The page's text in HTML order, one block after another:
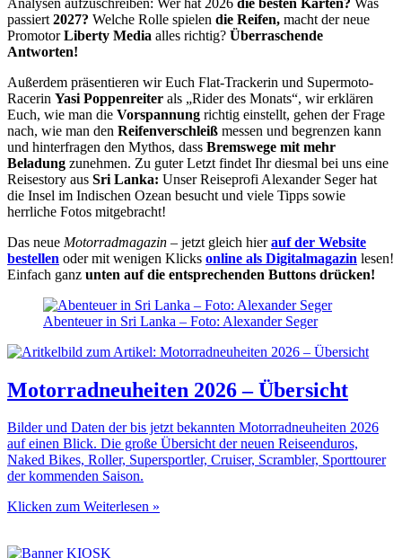
passiert 2027? Welche Rolle spielen die Reifen, macht der neue
PromotorLiberty Media alles richtig? Überraschende
Antworten!
Außerdem präsentieren wir Euch Flat-Trackerin und Supermoto-
Racerin Yasi Poppenreiter als „Rider des Monats“, wir erklären
Euch, wie man die Vorspannung richtig einstellt, gehen der Frage
nach, wie man den Reifenverschleiß messen und begrenzen kann
und hinterfragen den Mythos, dass Bremswege mit mehr
Beladung zunehmen. Zu guter Letzt findet Ihr diesmal bei uns eine
Reisestory aus Sri Lanka: Unser Reiseprofi Alexander Seger hat
die Insel im Indischen Ozean besucht und viele Tipps sowie
herrliche Fotos mitgebracht!
Das neue Motorradmagazin – jetzt gleich hierauf der Website
bestellen oder mit wenigen Klicks online als Digitalmagazin lesen!
Einfach ganz unten auf die entsprechenden Buttons drücken!
Abenteuer in Sri Lanka – Foto: Alexander Seger
Motorradneuheiten 2026 – Übersicht
Bilder und Daten der bis jetzt bekannten Motorradneuheiten 2026
auf einen Blick. Die große Übersicht der neuen Reiseenduros,
Naked Bikes, Roller, Supersportler, Cruiser, Scrambler, Sporttourer
der kommenden Saison.
Klicken zum Weiterlesen »